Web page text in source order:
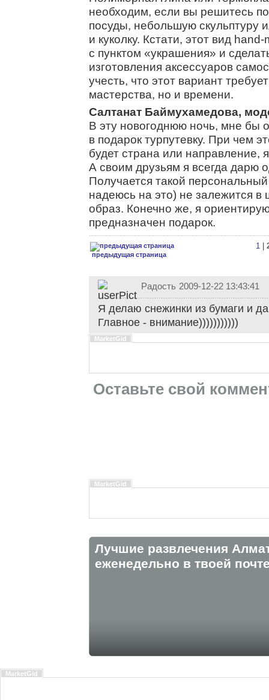
необходим, если вы решитесь
посуды, небольшую скульптуру
и куколку. Кстати, этот вид
с пунктом «украшения» и
изготовления аксессуаров
учесть, что этот вариант
мастерства, но и времени.
Салтанат Баймухамедова,
В эту новогоднюю ночь, мне бы
в подарок турпутевку. При чем
будет страна или направление,
А своим друзьям я всегда дарю
Получается такой
надеюсь на это) не залежится
образ. Конечно же, я
предназначен подарок.
предыдущая страница
1
Радость 2009-12-22 13:43:41
Я делаю снежинки из бумаги и
Главное - внимание)))))))))))
MarketGid
Оставьте свой
MarketGid
Лучшие развлечения
eженедельно в твоей
MarketGid